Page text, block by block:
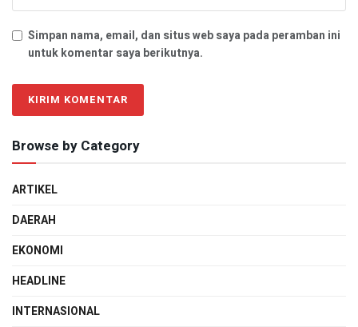
Simpan nama, email, dan situs web saya pada peramban ini
untuk komentar saya berikutnya.
Browse by Category
ARTIKEL
DAERAH
EKONOMI
HEADLINE
INTERNASIONAL